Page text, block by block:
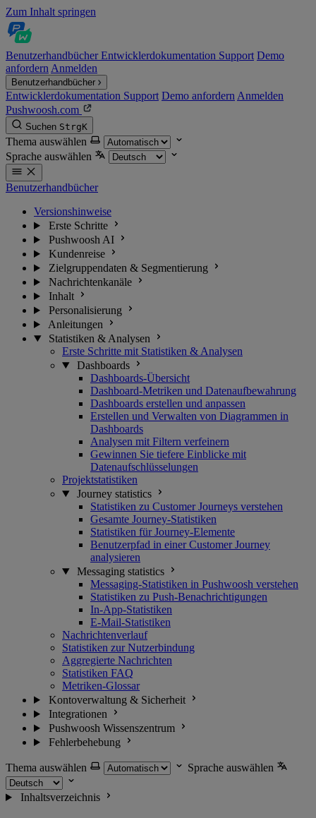
Zum Inhalt springen
BenutzerhandbücherEntwicklerdokumentation Support Demo
anfordern Anmelden
Benutzerhandbücher
Entwicklerdokumentation Support Demo anfordern Anmelden
Pushwoosh.com
Suchen StrgK
Thema auswählen
Sprache auswählen
Benutzerhandbücher
Versionshinweise
Erste Schritte
Pushwoosh AI
Kundenreise
Zielgruppendaten & Segmentierung
Nachrichtenkanäle
Inhalt
Personalisierung
Anleitungen
Statistiken & Analysen
Erste Schritte mit Statistiken & Analysen
Dashboards
Dashboards-Übersicht
Dashboard-Metriken und Datenaufbewahrung
Dashboards erstellen und anpassen
Erstellen und Verwalten von Diagrammen in
Dashboards
Analysen mit Filtern verfeinern
Gewinnen Sie tiefere Einblicke mit
Datenaufschlüsselungen
Projektstatistiken
Journey statistics
Statistiken zu Customer Journeys verstehen
Gesamte Journey-Statistiken
Statistiken für Journey-Elemente
Benutzerpfad in einer Customer Journey
analysieren
Messaging statistics
Messaging-Statistiken in Pushwoosh verstehen
Statistiken zu Push-Benachrichtigungen
In-App-Statistiken
E-Mail-Statistiken
Nachrichtenverlauf
Statistiken zur Nutzerbindung
Aggregierte Nachrichten
Statistiken FAQ
Metriken-Glossar
Kontoverwaltung & Sicherheit
Integrationen
Pushwoosh Wissenszentrum
Fehlerbehebung
Thema auswählen Sprache auswählen
Inhaltsverzeichnis